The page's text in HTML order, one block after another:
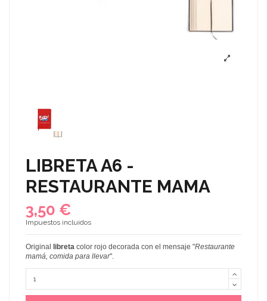
LIBRETA A6 -
RESTAURANTE MAMA
3,50 €
Impuestos incluidos
Original libreta color rojo decorada con el mensaje "Restaurante
mamá, comida para llevar".